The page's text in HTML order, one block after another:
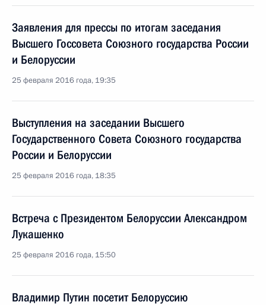
Заявления для прессы по итогам заседания
Высшего Госсовета Союзного государства России
и Белоруссии
25 февраля 2016 года, 19:35
Выступления на заседании Высшего
Государственного Совета Союзного государства
России и Белоруссии
25 февраля 2016 года, 18:35
Встреча с Президентом Белоруссии Александром
Лукашенко
25 февраля 2016 года, 15:50
Владимир Путин посетит Белоруссию